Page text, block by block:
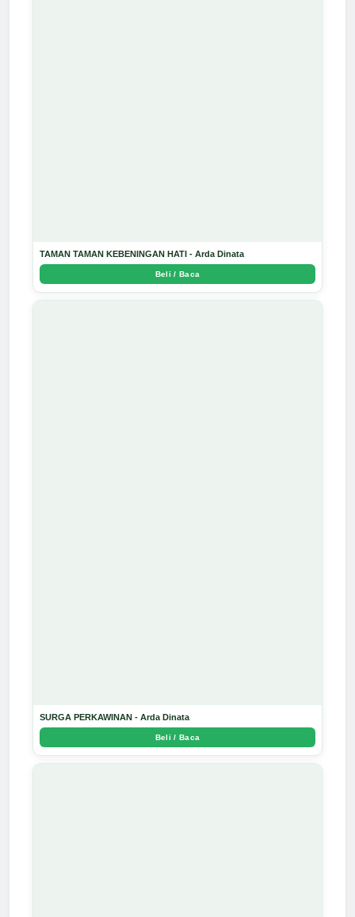
TAMAN TAMAN KEBENINGAN HATI - Arda Dinata
Beli / Baca
SURGA PERKAWINAN - Arda Dinata
Beli / Baca